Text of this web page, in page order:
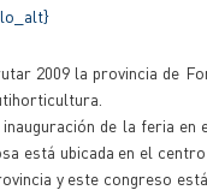
2009 la provincia de
de la feria en
está ubicada en el
y este congreso